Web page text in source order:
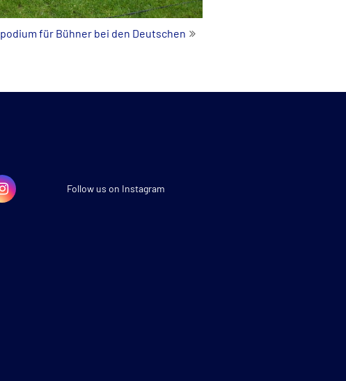
für Bühner bei den Deutschen
Follow us on Instagram